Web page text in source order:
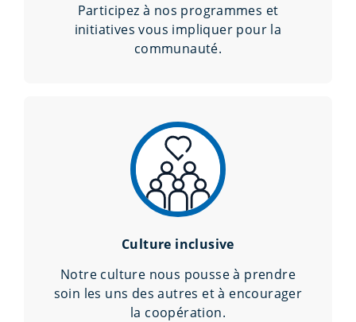
Participez à nos programmes et
initiatives vous impliquer pour la
communauté.
Culture inclusive
Notre culture nous pousse à prendre
soin les uns des autres et à encourager
la coopération.